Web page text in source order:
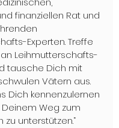
finanziellen Rat und
Experten. Treffe
Leihmutterschafts-
tausche Dich mit
schwulen Vätern aus.
Dich kennenzulernen
Weg zum
unterstützen.“